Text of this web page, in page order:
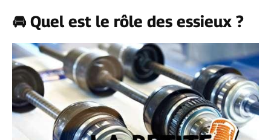
🚘 Quel est le rôle des essieux ?